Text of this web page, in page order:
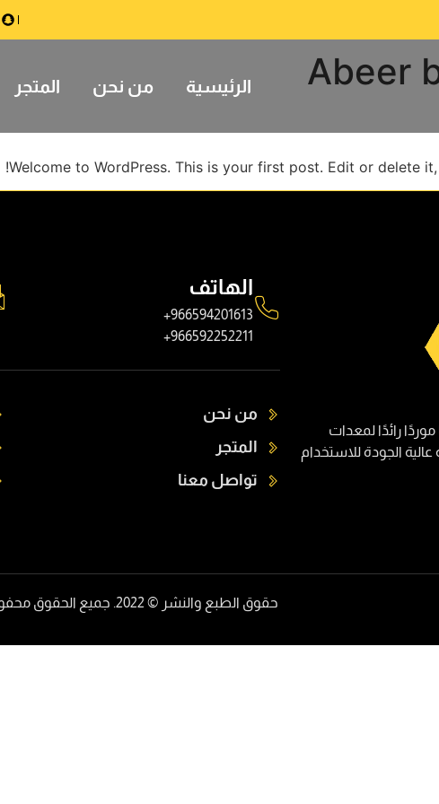
الرئيسية من نحن المتجر Abeer
Welcome to WordPress. This is your first post. Edit or delete
رائدًا لمعدات
عالية الجودة للاستخدام
الهاتف
966594201613+
966592252211+
من نحن
المتجر
تواصل معنا
حقوق الطبع والنشر © 2022. جميع الحقوق محفوظة.